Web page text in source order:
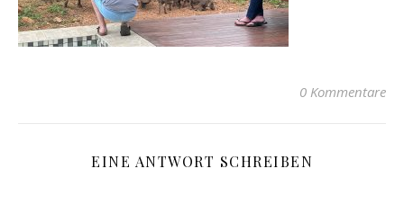
0 Kommentare
EINE ANTWORT SCHREIBEN